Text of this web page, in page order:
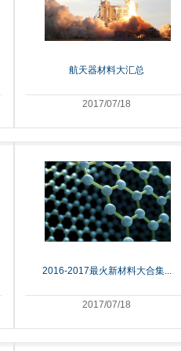
航天器材料大汇总
2017/07/18
2016-2017最火新材料大合集...
2017/07/18